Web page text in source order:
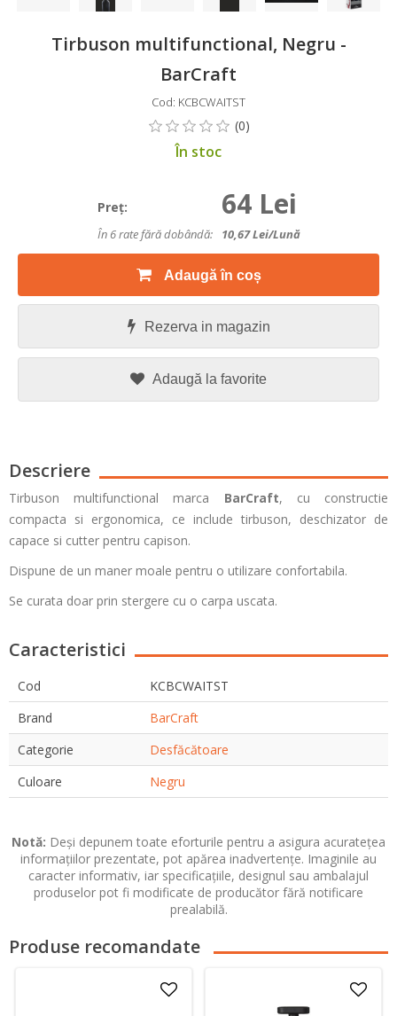
Tirbuson multifunctional, Negru -
BarCraft
Cod: KCBCWAITST
În stoc
Preţ: 64 Lei
În 6 rate fără dobândă: 10,67Lei/lună
Adaugă în coș
Rezerva in magazin
Adaugă la favorite
Descriere
Tirbuson multifunctional marca BarCraft, cu constructie
compacta si ergonomica, ce include tirbuson, deschizator de
capace si cutter pentru capison.
Dispune de un maner moale pentru o utilizare confortabila.
Se curata doar prin stergere cu o carpa uscata.
Caracteristici
Cod
KCBCWAITST
Brand
BarCraft
Categorie
Desfăcătoare
Culoare
Negru
Notă: Deși depunem toate eforturile pentru a asigura acuratețea
informațiilor prezentate, pot apărea inadvertențe. Imaginile au
caracter informativ, iar specificațiile, designul sau ambalajul
produselor pot fi modificate de producător fără notificare
prealabilă.
Produse recomandate